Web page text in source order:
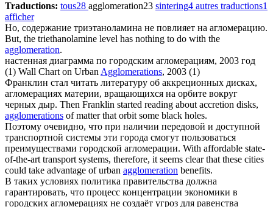
Traductions: tous28 agglomeration23 sintering4 autres traductions1
afficher
Но, содержание триэтаноламина не повлияет на агломерацию.
But, the triethanolamine level has nothing to do with the
agglomeration.
настенная диаграмма по городским агломерациям, 2003 год
(1) Wall Chart on UrbanAgglomerations, 2003 (1)
Франклин стал читать литературу об аккреционных дисках,
агломерациях материи, вращающихся на орбите вокруг
черных дыр. Then Franklin started reading about accretion disks,
agglomerations of matter that orbit some black holes.
Поэтому очевидно, что при наличии передовой и доступной
транспортной системы эти города смогут пользоваться
преимуществами городской агломерации. With affordable state-
of-the-art transport systems, therefore, it seems clear that these cities
could take advantage of urban agglomeration benefits.
В таких условиях политика правительства должна
гарантировать, что процесс концентрации экономики в
городских агломерациях не создаёт угроз для равенства